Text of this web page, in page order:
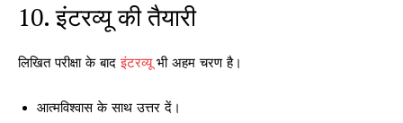
10. इंटरव्यू की तैयारी
लिखित परीक्षा के बादइंटरव्यूभी अहम चरण है।
आत्मविश्वास के साथ उत्तर दें।